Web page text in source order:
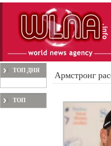
ТОП ДНЯ
ТОП
Армстронг